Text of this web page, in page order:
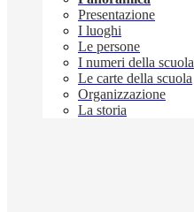
Presentazione
I luoghi
Le persone
I numeri della scuola
Le carte della scuola
Organizzazione
La storia